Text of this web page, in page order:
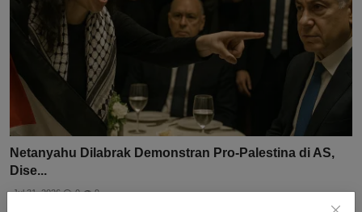
Netanyahu Dilabrak Demonstran Pro-Palestina di AS,
Dise...
Jul 31, 2026 0 9